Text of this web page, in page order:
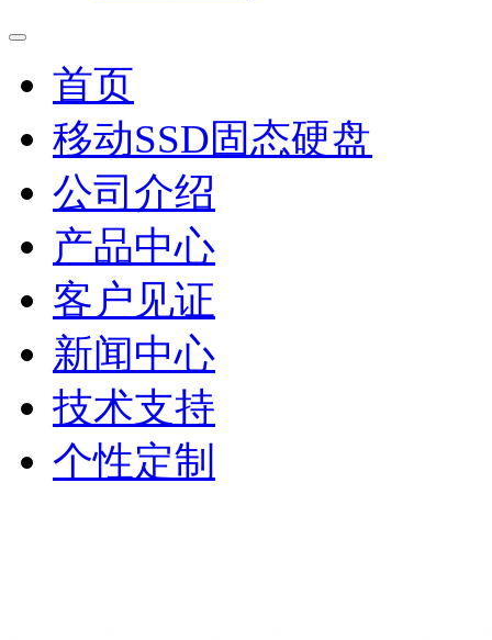
首页
移动SSD固态硬盘
公司介绍
产品中心
客户见证
新闻中心
技术支持
个性定制